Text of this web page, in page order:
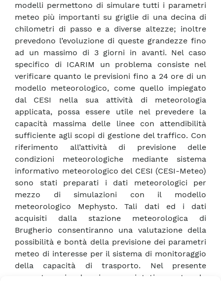
modelli permettono di simulare tutti i parametri
meteo più importanti su griglie di una decina di
chilometri di passo e a diverse altezze; inoltre
prevedono l’evoluzione di queste grandezze fino
ad un massimo di 3 giorni in avanti. Nel caso
specifico di ICARIM un problema consiste nel
verificare quanto le previsioni fino a 24 ore di un
modello meteorologico, come quello impiegato
dal CESI nella sua attività di meteorologia
applicata, possa essere utile nel prevedere la
capacità massima delle linee con attendibilità
sufficiente agli scopi di gestione del traffico. Con
riferimento all’attività di previsione delle
condizioni meteorologiche mediante sistema
informativo meteorologico del CESI (CESI-Meteo)
sono stati preparati i dati meteorologici per
mezzo di simulazioni con il modello
meteorologico Mephysto. Tali dati ed i dati
acquisiti dalla stazione meteorologica di
Brugherio consentiranno una valutazione della
possibilità e bontà della previsione dei parametri
meteo di interesse per il sistema di monitoraggio
della capacità di trasporto. Nel presente
rapporto si descrivono sinteticamente le